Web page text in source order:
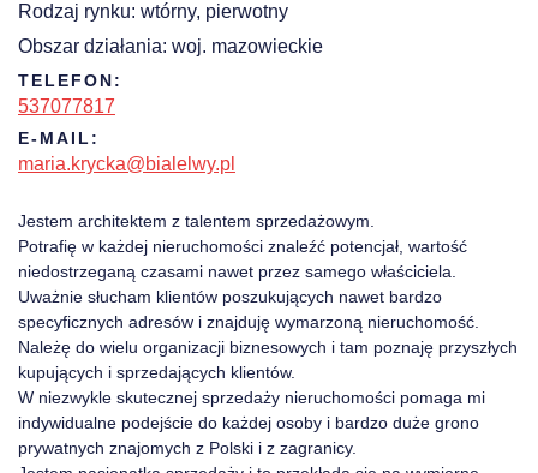
Rodzaj rynku: wtórny, pierwotny
Obszar działania: woj. mazowieckie
TELEFON:
537077817
E-MAIL:
maria.krycka@bialelwy.pl
Jestem architektem z talentem sprzedażowym.
Potrafię w każdej nieruchomości znaleźć potencjał, wartość
niedostrzeganą czasami nawet przez samego właściciela.
Uważnie słucham klientów poszukujących nawet bardzo
specyficznych adresów i znajduję wymarzoną nieruchomość.
Należę do wielu organizacji biznesowych i tam poznaję przyszłych
kupujących i sprzedających klientów.
W niezwykle skutecznej sprzedaży nieruchomości pomaga mi
indywidualne podejście do każdej osoby i bardzo duże grono
prywatnych znajomych z Polski i z zagranicy.